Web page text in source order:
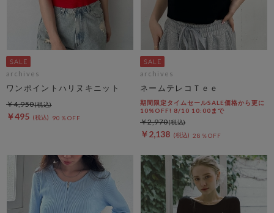
archives
ワンポイントハリヌキニット
￥495 90％OFF
￥4,950
archives
ネームテレコＴｅｅ
期間限定タイムセールSALE価格から更に
10%OFF! 8/10 10:00まで
￥2,138 28％OFF
￥2,970